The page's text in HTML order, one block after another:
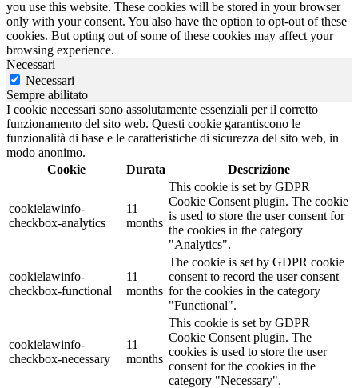
you use this website. These cookies will be stored in your browser
only with your consent. You also have the option to opt-out of these
cookies. But opting out of some of these cookies may affect your
browsing experience.
Necessari
Necessari
Sempre abilitato
I cookie necessari sono assolutamente essenziali per il corretto
funzionamento del sito web. Questi cookie garantiscono le
funzionalità di base e le caratteristiche di sicurezza del sito web, in
modo anonimo.
Cookie
Durata Descrizione
cookielawinfo-
checkbox-analytics
11
months
This cookie is set by GDPR
Cookie Consent plugin. The cookie
is used to store the user consent for
the cookies in the category
"Analytics".
cookielawinfo-
checkbox-functional
11
months
The cookie is set by GDPR cookie
consent to record the user consent
for the cookies in the category
"Functional".
cookielawinfo-
checkbox-necessary
11
months
This cookie is set by GDPR
Cookie Consent plugin. The
cookies is used to store the user
consent for the cookies in the
category "Necessary".